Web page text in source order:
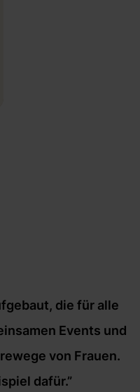
die für alle
Events und
von Frauen.
dafür.”